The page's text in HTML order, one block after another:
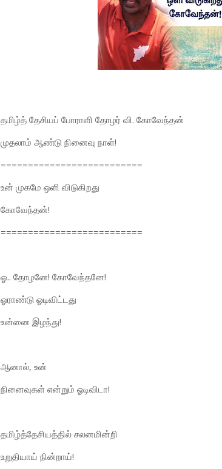
தமிழ்த் தேசியப் போராளி தோழர் வி. கோவேந்தன்
முதலாம் ஆண்டு நினைவு நாள்!
==========================
உன் முகமே ஒளி விடுகிறது
கோவேந்தன்!
==========================
ஓ.. தோழனே! கோவேந்தனே!
ஓராண்டு ஓடிவிட்டது
உன்னை இழந்து!
ஆனால், உன்
நினைவுகள் என்றும் ஓடிவிடா!
தமிழ்த்தேசியத்தில் சலனமின்றி
உறுதியாய் நின்றாய்!